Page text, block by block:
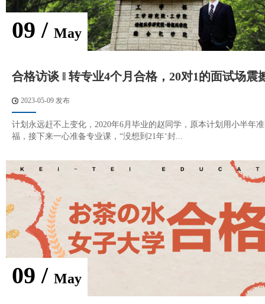
09 / May
合格访谈 ‖ 转专业4个月合格，20对1的面试场震
2023-05-09 发布
计划永远赶不上变化，2020年6月毕业的赵同学，原本计划用小半年
福，接下来一心准备专业课，“没想到21年‘封...
09 / May